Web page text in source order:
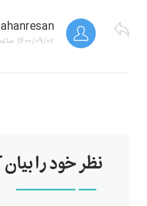
ahanresan
1400/09/02
نظر خود را